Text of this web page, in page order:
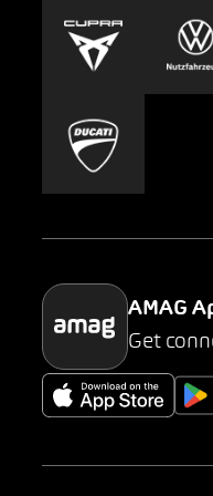
Europcar
Carsharing
Mobility-as-a-
Parking
Presse
AMAG
Get